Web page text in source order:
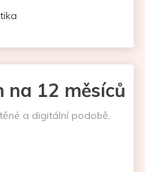
na 12 měsíců
a digitální podobě.